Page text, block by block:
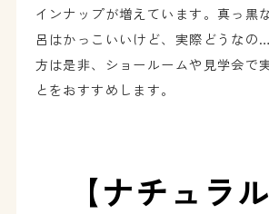
インナップが増えています。真っ黒
呂はかっこいいけど、実際どうなの
方は是非、ショールームや見学会で
とをおすすめします。
【ナチュラ